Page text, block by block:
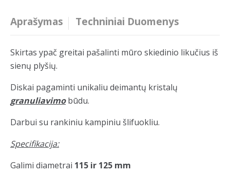
Aprašymas Techniniai Duomenys
Skirtas ypač greitai pašalinti mūro skiedinio likučius iš
sienų plyšių.
Diskai pagaminti unikaliu deimantų kristalų
granuliavimobūdu.
Darbui su rankiniu kampiniu šlifuokliu.
Specifikacija:
Galimi diametrai 115 ir 125 mm